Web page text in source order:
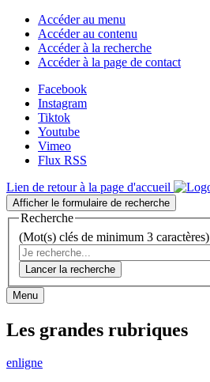
Accéder au menu
Accéder au contenu
Accéder à la recherche
Accéder à la page de contact
Facebook
Instagram
Tiktok
Youtube
Vimeo
Flux RSS
Lien de retour à la page d'accueil
Afficher le formulaire de recherche
Recherche
(Mot(s) clés de minimum 3 caractères)
Lancer la recherche
Menu
Les grandes rubriques
enligne